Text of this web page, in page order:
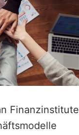
Finanzinstitute